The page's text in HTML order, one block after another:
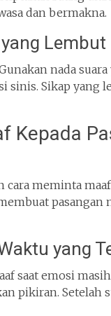
dan bermakna.
Lembut
nada
sinis. Sikap yang
Kepada
meminta
pasangan
yang
saat emosi
pikiran. Setelah